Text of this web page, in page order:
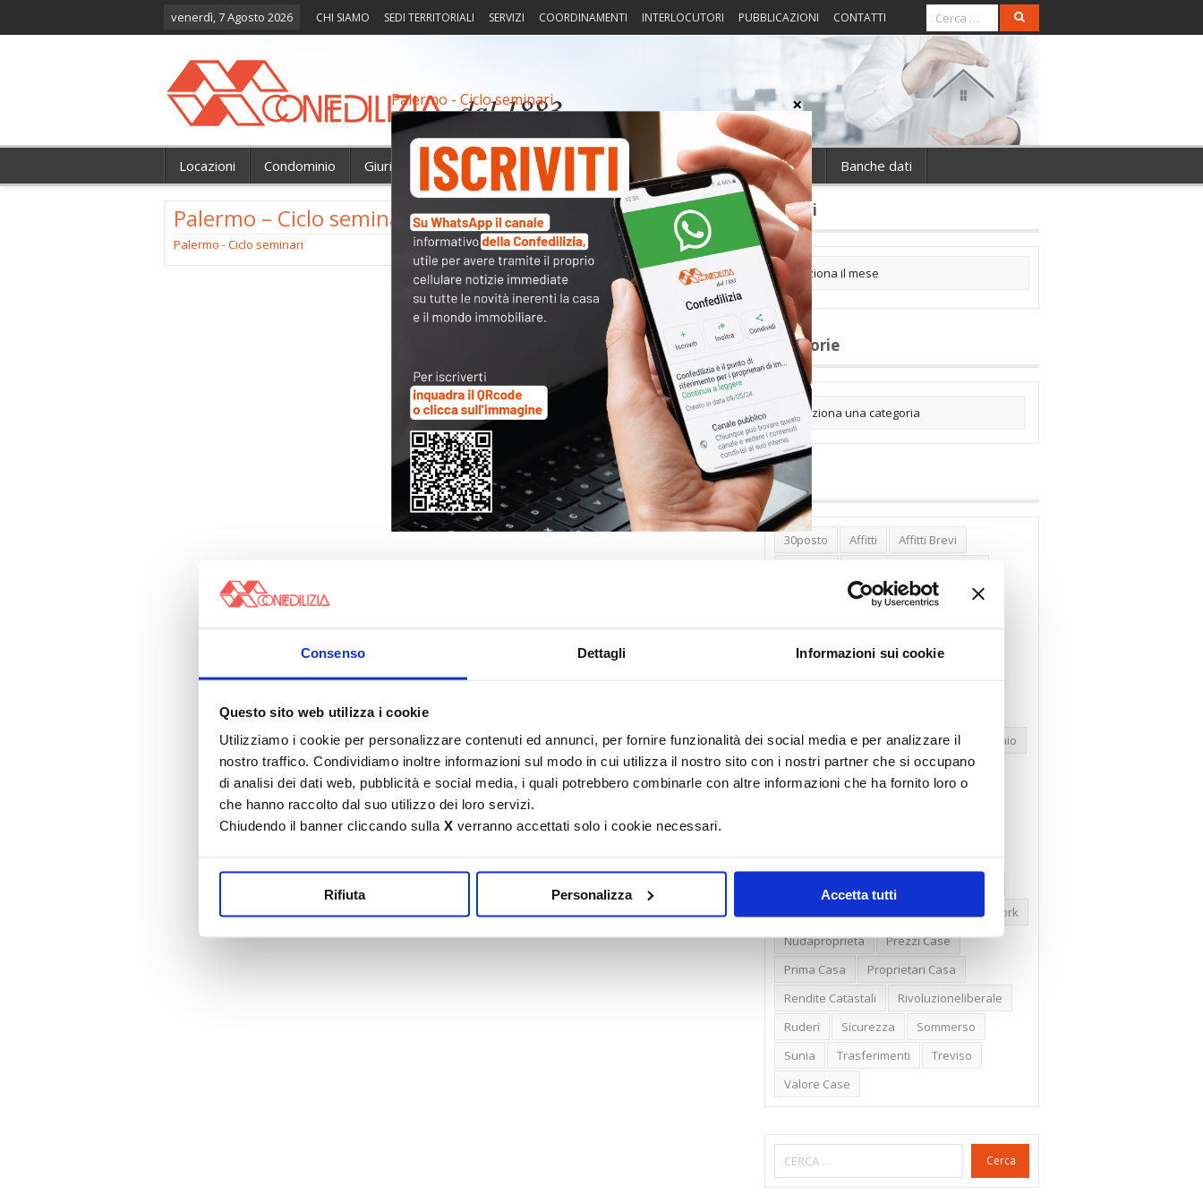
Consenso Dettagli Informazioni sui cookie
Questo sito web utilizza i cookie
Utilizziamo i cookie per personalizzare contenuti ed annunci, per fornire funzionalità dei social media e per analizzare il
nostro traffico. Condividiamo inoltre informazioni sul modo in cui utilizza il nostro sito con i nostri partner che si occupano
di analisi dei dati web, pubblicità e social media, i quali potrebbero combinarle con altre informazioni che ha fornito loro o
che hanno raccolto dal suo utilizzo dei loro servizi.
Chiudendo il banner cliccando sulla X verranno accettati solo i cookie necessari.
Rifiuta Personalizza Accetta tutti
venerdì, 7 Agosto 2026 CHI SIAMO SEDI TERRITORIALI SERVIZI COORDINAMENTI INTERLOCUTORI PUBBLICAZIONI CONTATTI
Locazioni Condominio Giurisprudenza Fisco Portierato Intorno alla casa Notizie Banche dati
Palermo – Ciclo seminari
Palermo - Ciclo seminari
Archivi
Categorie
Tag
30posto Affitti
Affitti Brevi
Banca Woolwich
Bilocali
Cambioabitazione
Carenza Alloggi
Compravendite Immobiliari
Condominio
Confcommercio
Confedilizia.EU
New York
Nudaproprietà
Prezzi Case
Prima Casa
Proprietari Casa
Rendite Catastali
Rivoluzioneliberale
Ruderi
Sicurezza
Sommerso
Sunia
Trasferimenti
Treviso
Valore Case
Cerca
Palermo - Ciclo seminari